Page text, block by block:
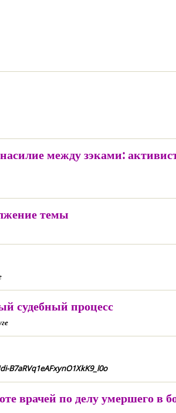
между зэками:
темы
судебный процесс
B7aRVq1eAFxynO1XkK9_l0o
по делу умершего в